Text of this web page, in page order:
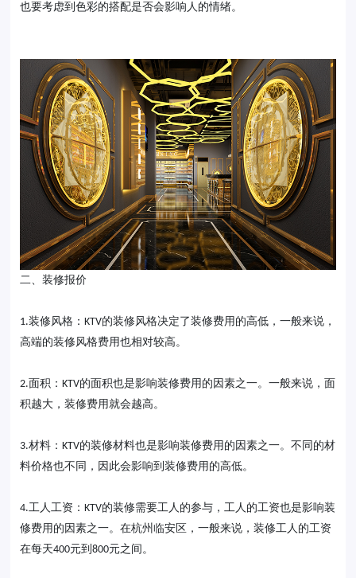
也要考虑到色彩的搭配是否会影响人的情绪。
二、装修报价
1.装修风格：KTV的装修风格决定了装修费用的高低，一般来说，
高端的装修风格费用也相对较高。
2.面积：KTV的面积也是影响装修费用的因素之一。一般来说，面
积越大，装修费用就会越高。
3.材料：KTV的装修材料也是影响装修费用的因素之一。不同的材
料价格也不同，因此会影响到装修费用的高低。
4.工人工资：KTV的装修需要工人的参与，工人的工资也是影响装
修费用的因素之一。在杭州临安区，一般来说，装修工人的工资
在每天400元到800元之间。